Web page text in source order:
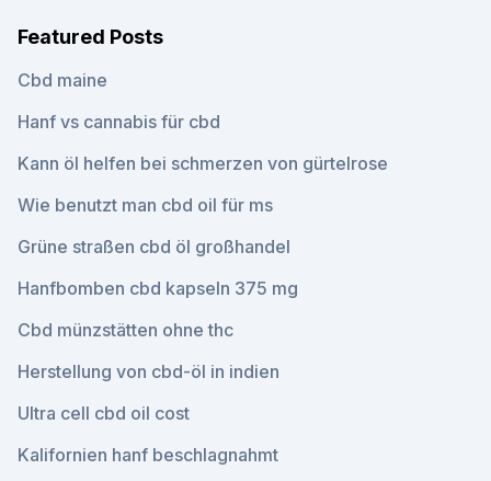
Featured Posts
Cbd maine
Hanf vs cannabis für cbd
Kann öl helfen bei schmerzen von gürtelrose
Wie benutzt man cbd oil für ms
Grüne straßen cbd öl großhandel
Hanfbomben cbd kapseln 375 mg
Cbd münzstätten ohne thc
Herstellung von cbd-öl in indien
Ultra cell cbd oil cost
Kalifornien hanf beschlagnahmt